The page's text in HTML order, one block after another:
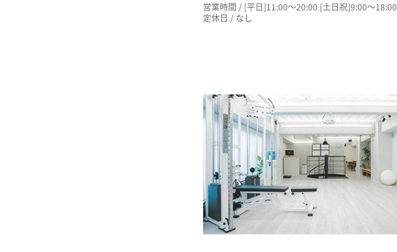
営業時間 / [平日]11:00～20:00 [土日祝]9:00～18:00
定休日 / なし